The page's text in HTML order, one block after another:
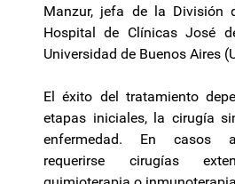
Manzur, jefa de la División
Hospital de Clínicas José
Universidad de Buenos Aires
El éxito del tratamiento
etapas iniciales, la cirugía
enfermedad. En casos
requerirse cirugías